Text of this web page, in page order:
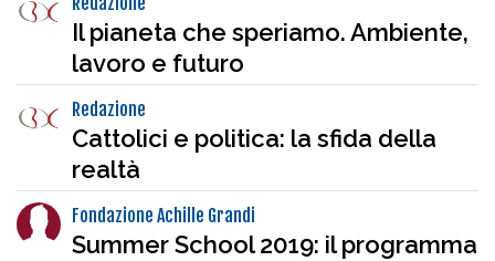
Il pianeta che speriamo. Ambiente,
lavoro e futuro
Redazione
Cattolici e politica: la sfida della
realtà
Fondazione Achille Grandi
Summer School 2019: il programma